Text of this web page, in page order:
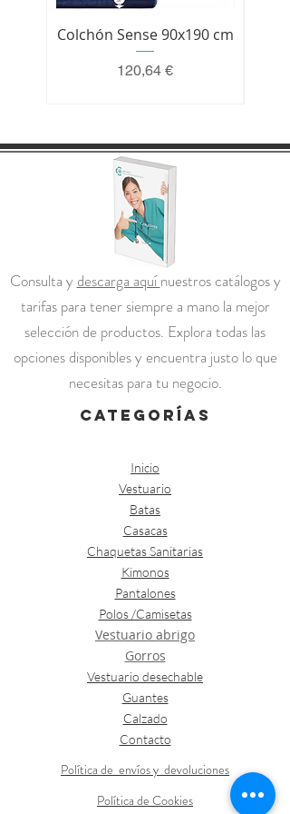
Colchón Sense 90x190 cm
Precio
120,64 €
Consulta y descarga aquínuestros catálogos y
tarifas para tener siempre a mano la mejor
selección de productos. Explora todas las
opciones disponibles y encuentra justo lo que
necesitas para tu negocio.
categorías
Inicio
Vestuario
Batas
Casacas
Chaquetas Sanitarias
Kimonos
Pantalones
Polos /Camisetas
Vestuario abrigo
Gorros
Vestuario desechable
Guantes
Calzado
Contacto
Política de envíos y devoluciones
Política de Cookies